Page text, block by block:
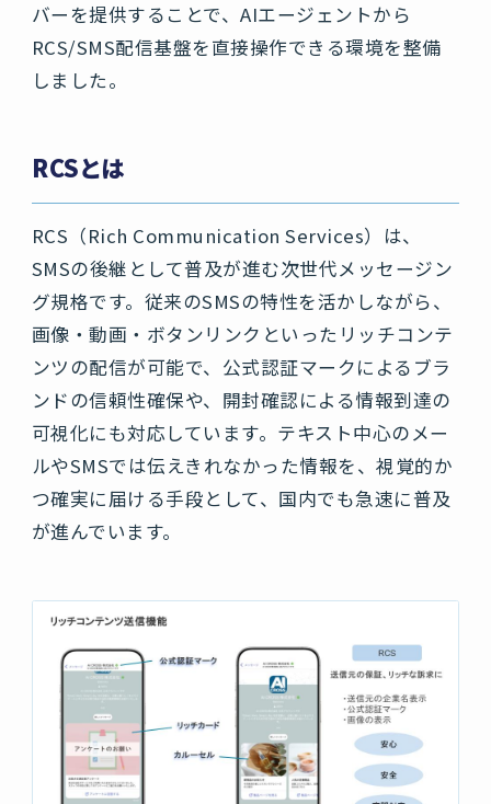
バーを提供することで、AIエージェントから
RCS/SMS配信基盤を直接操作できる環境を整備
しました。
RCSとは
RCS（Rich Communication Services）は、
SMSの後継として普及が進む次世代メッセージン
グ規格です。従来のSMSの特性を活かしながら、
画像・動画・ボタンリンクといったリッチコンテ
ンツの配信が可能で、公式認証マークによるブラ
ンドの信頼性確保や、開封確認による情報到達の
可視化にも対応しています。テキスト中心のメー
ルやSMSでは伝えきれなかった情報を、視覚的か
つ確実に届ける手段として、国内でも急速に普及
が進んでいます。